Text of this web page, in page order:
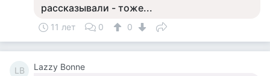
рассказывали - тоже...
11 лет 0 0
LB Lazzy Bonne